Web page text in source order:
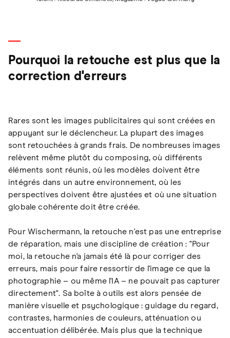
Pourquoi la retouche est plus que la
correction d'erreurs
Rares sont les images publicitaires qui sont créées en
appuyant sur le déclencheur. La plupart des images
sont retouchées à grands frais. De nombreuses images
relèvent même plutôt du composing, où différents
éléments sont réunis, où les modèles doivent être
intégrés dans un autre environnement, où les
perspectives doivent être ajustées et où une situation
globale cohérente doit être créée.
Pour Wischermann, la retouche n'est pas une entreprise
de réparation, mais une discipline de création : "Pour
moi, la retouche n'a jamais été là pour corriger des
erreurs, mais pour faire ressortir de l'image ce que la
photographie – ou même l'IA – ne pouvait pas capturer
directement". Sa boîte à outils est alors pensée de
manière visuelle et psychologique : guidage du regard,
contrastes, harmonies de couleurs, atténuation ou
accentuation délibérée. Mais plus que la technique